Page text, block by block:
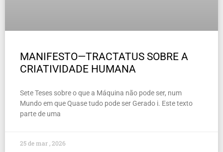
MANIFESTO—TRACTATUS SOBRE A
CRIATIVIDADE HUMANA
Sete Teses sobre o que a Máquina não pode ser, num
Mundo em que Quase tudo pode ser Gerado i. Este texto
parte de uma
25 de mar , 2026